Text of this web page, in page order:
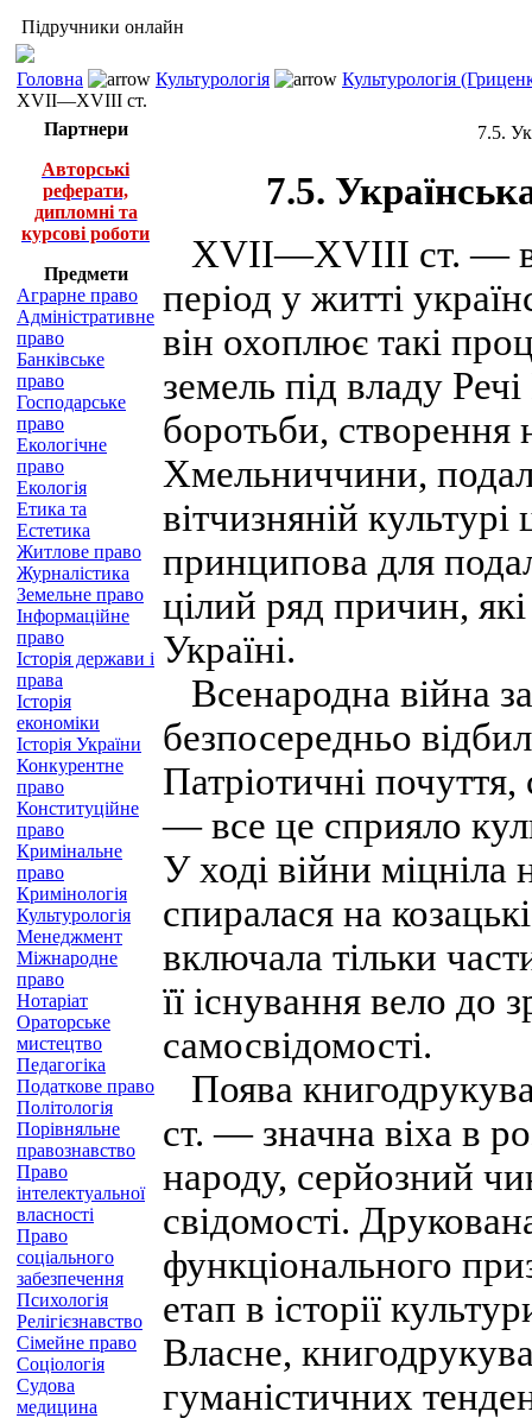
Підручники онлайн
Головна Культурологія
Культурологія
XVII—XVIII ст.
Партнери
Авторські
реферати,
дипломні та
курсові роботи
Предмети
Аграрне право
Адміністративне
право
Банківське
право
Господарське
право
Екологічне
право
Екологія
Етика та
Естетика
Житлове право
Журналістика
Земельне право
Інформаційне
право
Історія держави і
права
Історія
економіки
Історія України
Конкурентне
право
Конституційне
право
Кримінальне
право
Кримінологія
Культурологія
Менеджмент
Міжнародне
право
Нотаріат
Ораторське
мистецтво
Педагогіка
Податкове право
Політологія
Порівняльне
правознавство
Право
інтелектуальної
власності
Право
соціального
забезпечення
Психологія
Релігієзнавство
Сімейне право
Соціологія
Судова
медицина
7.5.
7.5.
XVII—XVIII ст. —
період у житті
він охоплює такі
земель під владу
боротьби, створення
Хмельниччини,
вітчизняній
принципова для
цілий ряд причин,
Україні.
Всенародна війна
безпосередньо
Патріотичні
— все це сприяло
У ході війни міцніла
спиралася на
включала тільки
її існування вело до
самосвідомості.
Поява
ст. — значна віха в
народу, серйозний
свідомості.
функціонального
етап в історії
Власне,
гуманістичних